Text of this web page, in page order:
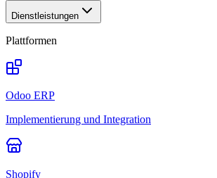
Dienstleistungen
Plattformen
Odoo ERP
Implementierung und Integration
Shopify